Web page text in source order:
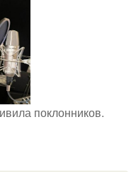
поклонников.